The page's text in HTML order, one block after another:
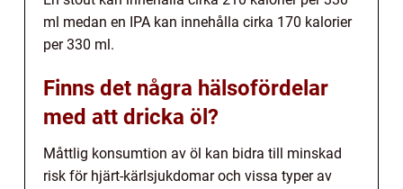
ml medan en IPA kan innehålla cirka 170 kalorier
per 330 ml.
Finns det några hälsofördelar
med att dricka öl?
Måttlig konsumtion av öl kan bidra till minskad
risk för hjärt-kärlsjukdomar och vissa typer av